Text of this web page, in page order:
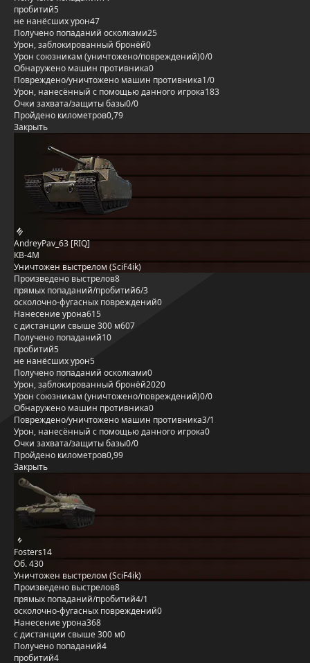
пробитий5
не нанёсших урон47
Получено попаданий осколками25
Урон, заблокированный бронёй0
Урон союзникам (уничтожено/повреждений)0/0
Обнаружено машин противника0
Повреждено/уничтожено машин противника1/0
Урон, нанесённый с помощью данного игрока183
Очки захвата/защиты базы0/0
Пройдено километров0,79
Закрыть
AndreyPav_63 [RIQ]
КВ-4М
Уничтожен выстрелом (SciF4ik)
Произведено выстрелов8
прямых попаданий/пробитий6/3
осколочно-фугасных повреждений0
Нанесение урона615
с дистанции свыше 300 м607
Получено попаданий10
пробитий5
не нанёсших урон5
Получено попаданий осколками0
Урон, заблокированный бронёй2020
Урон союзникам (уничтожено/повреждений)0/0
Обнаружено машин противника0
Повреждено/уничтожено машин противника3/1
Урон, нанесённый с помощью данного игрока0
Очки захвата/защиты базы0/0
Пройдено километров0,99
Закрыть
Fosters14
Об. 430
Уничтожен выстрелом (SciF4ik)
Произведено выстрелов8
прямых попаданий/пробитий4/1
осколочно-фугасных повреждений0
Нанесение урона368
с дистанции свыше 300 м0
Получено попаданий4
пробитий4